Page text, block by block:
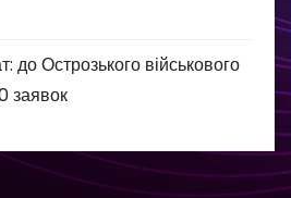
до Острозького військового
заявок